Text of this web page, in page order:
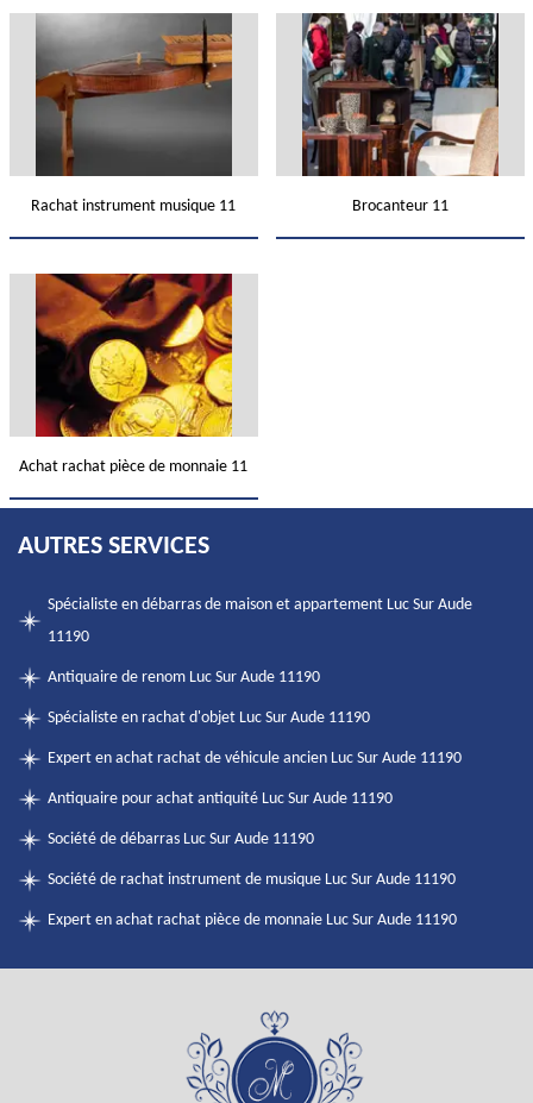
Rachat instrument musique 11 Brocanteur 11
Achat rachat pièce de monnaie 11
AUTRES SERVICES
Spécialiste en débarras de maison et appartement Luc Sur Aude
11190
Antiquaire de renom Luc Sur Aude 11190
Spécialiste en rachat d'objet Luc Sur Aude 11190
Expert en achat rachat de véhicule ancien Luc Sur Aude 11190
Antiquaire pour achat antiquité Luc Sur Aude 11190
Société de débarras Luc Sur Aude 11190
Société de rachat instrument de musique Luc Sur Aude 11190
Expert en achat rachat pièce de monnaie Luc Sur Aude 11190